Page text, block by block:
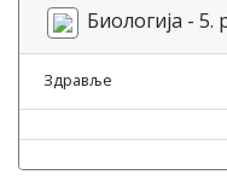
Биологија - 5.
Здравље